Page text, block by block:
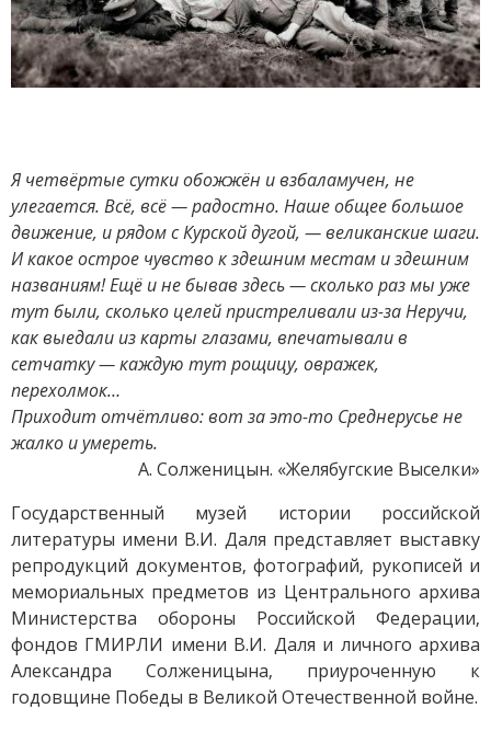
Я четвёртые сутки обожжён и взбаламучен, не
улегается. Всё, всё — радостно. Наше общее большое
движение, и рядом с Курской дугой, — великанские шаги.
И какое острое чувство к здешним местам и здешним
названиям! Ещё и не бывав здесь — сколько раз мы уже
тут были, сколько целей пристреливали из-за Неручи,
как выедали из карты глазами, впечатывали в
сетчатку — каждую тут рощицу, овражек,
перехолмок…
Приходит отчётливо: вот за это-то Среднерусье не
жалко и умереть.
А. Солженицын. «Желябугские Выселки»
Государственный музей истории российской
литературы имени В.И. Даля представляет выставку
репродукций документов, фотографий, рукописей и
мемориальных предметов из Центрального архива
Министерства обороны Российской Федерации,
фондов ГМИРЛИ имени В.И. Даля и личного архива
Александра Солженицына, приуроченную к
годовщине Победы в Великой Отечественной войне.